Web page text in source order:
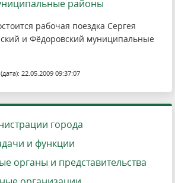
районы
рабочая поездка Сергея
и Фёдоровский муниципальные
22.05.2009 09:37:07
города
и функции
органы и представительства